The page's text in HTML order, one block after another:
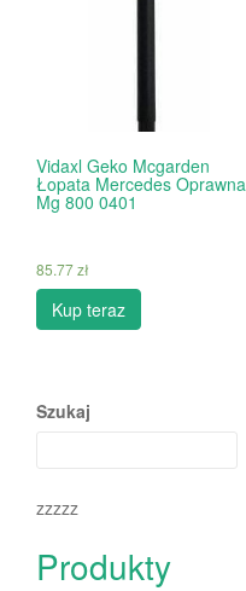
Vidaxl Geko Mcgarden
Łopata Mercedes Oprawna
Mg 800 0401
85.77zł
Kup teraz
Szukaj
zzzzz
Produkty